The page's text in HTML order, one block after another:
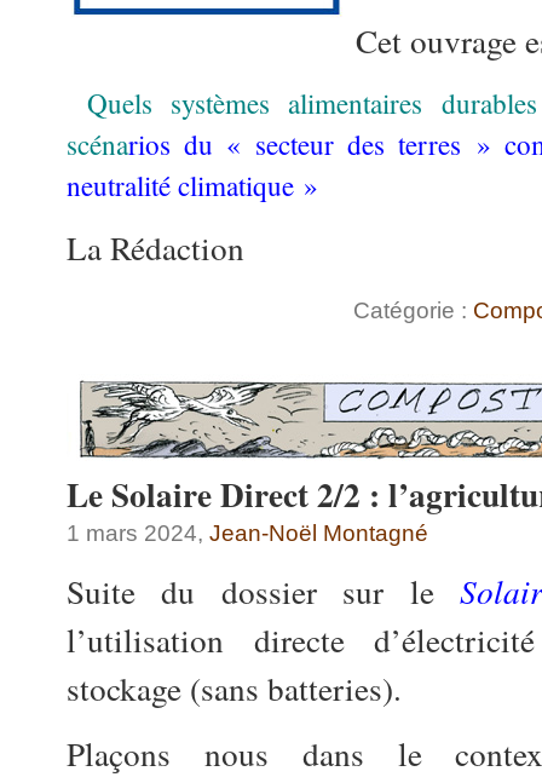
Cet ouvrage
Quels systèmes alimentaires
scénarios du « secteur des terres »
neutralité climatique »
La Rédaction
Catégorie :
Le Solaire Direct 2/2 :
1 mars 2024, Jean-Noël Montagné
Suite du dossier sur le
l’utilisation directe
stockage (sans batteries).
Plaçons nous dans le